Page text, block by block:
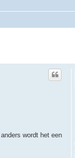
wordt het een